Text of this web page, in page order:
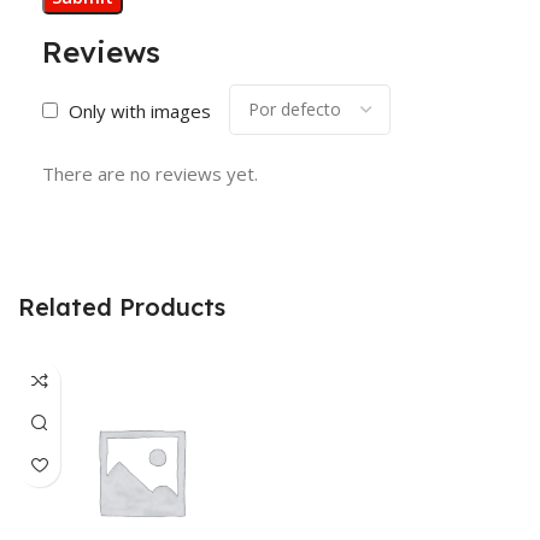
Reviews
Only with images
There are no reviews yet.
Related Products